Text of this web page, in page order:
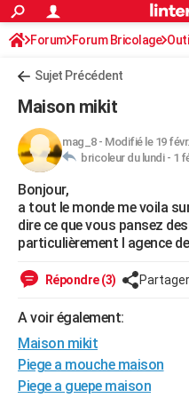
ACTUALITÉS
Politique
Société
Faits Divers
Education
Monde
Villes
+
FINANCE
Retraite
Impôts
Epargne
Immobilier
Risques naturels par ville
Banque
Assurance
Crédit
AUTO
Essais
Réserver un essai
Citadines
Berlines
SUV
Forum auto
+HIGH-TECH
Mobiles
Meilleur smartphone
Internet
Ordinateurs
Jeux vidéo
Guide high-tech
+BRICOLAGE
Forum
Aménagement intérieur
Extérieur
Cuisine
Salle de bains
Jardinage
Rangement
WEEK-END
LIFESTYLE
Art de vivre
Bien-être
Loisirs
Mode
Modes de vie
SANTE
Alimentation
Guide de la santé
Maladies
Médicaments
Sommeil
VOYAGE
Forum Forum Bricolage
Sujet Précédent
Maison mikit
mag_8- Modifié le 19
bricoleur du lundi - 1
Bonjour,
a tout le monde me voila
dire ce que vous pansez
particulièrement l agence
Répondre (3) Partager
A voir également:
Maison mikit
Piege a mouche maison
Piege a guepe maison